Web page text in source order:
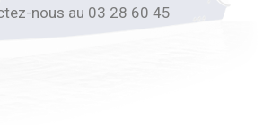
nous au 03 28 60 45